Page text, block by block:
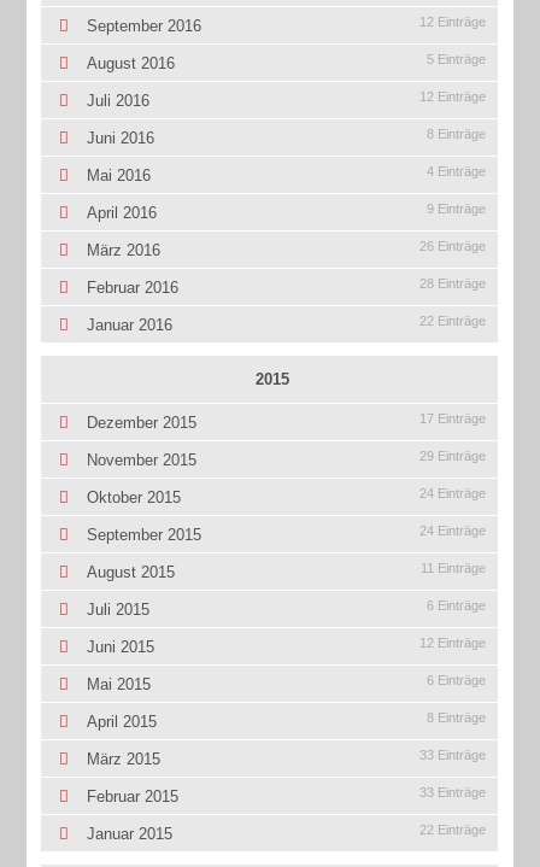
September 2016 12 Einträge
August 2016 5 Einträge
Juli 2016 12 Einträge
Juni 2016 8 Einträge
Mai 2016 4 Einträge
April 2016 9 Einträge
März 2016 26 Einträge
Februar 2016 28 Einträge
Januar 2016 22 Einträge
2015
Dezember 2015 17 Einträge
November 2015 29 Einträge
Oktober 2015 24 Einträge
September 2015 24 Einträge
August 2015 11 Einträge
Juli 2015 6 Einträge
Juni 2015 12 Einträge
Mai 2015 6 Einträge
April 2015 8 Einträge
März 2015 33 Einträge
Februar 2015 33 Einträge
Januar 2015 22 Einträge